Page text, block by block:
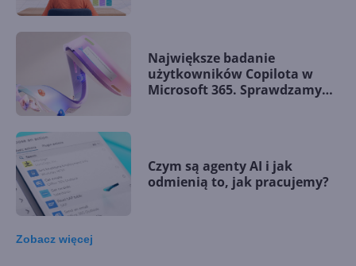
Największe badanie
użytkowników Copilota w
Microsoft 365. Sprawdzamy
Czym są agenty AI i jak
odmienią to, jak pracujemy?
Zobacz więcej